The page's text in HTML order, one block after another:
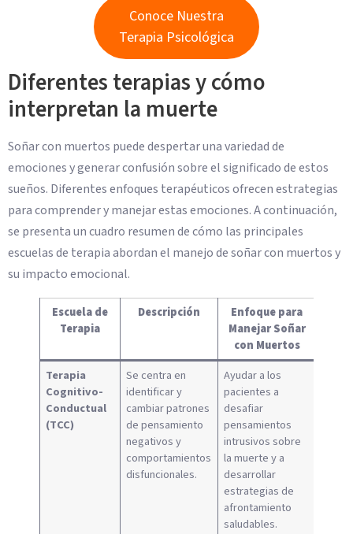
Conoce Nuestra
Terapia Psicológica
Diferentes terapias y cómo
interpretan la muerte
Soñar con muertos puede despertar una variedad de
emociones y generar confusión sobre el significado de estos
sueños. Diferentes enfoques terapéuticos ofrecen estrategias
para comprender y manejar estas emociones. A continuación,
se presenta un cuadro resumen de cómo las principales
escuelas de terapia abordan el manejo de soñar con muertos y
su impacto emocional.
Escuela de
Terapia
Descripción
Enfoque para
Manejar Soñar
con Muertos
Terapia
Cognitivo-
Conductual
(TCC)
Se centra en
identificar y
cambiar patrones
de pensamiento
negativos y
comportamientos
disfuncionales.
Ayudar a los
pacientes a
desafiar
pensamientos
intrusivos sobre
la muerte y a
desarrollar
estrategias de
afrontamiento
saludables.